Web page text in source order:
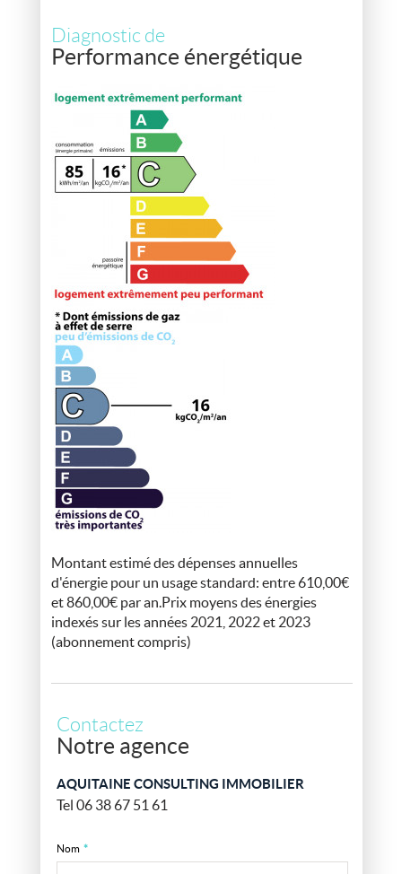
Diagnostic de
Performance énergétique
Montant estimé des dépenses annuelles
d'énergie pour un usage standard: entre 610,00€
et 860,00€ par an.Prix moyens des énergies
indexés sur les années 2021, 2022 et 2023
(abonnement compris)
Contactez
Notre agence
AQUITAINE CONSULTING IMMOBILIER
Tel 06 38 67 51 61
Nom *